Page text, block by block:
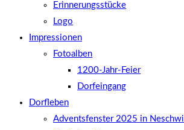
Erinnerungsstücke
Logo
Impressionen
Fotoalben
1200-Jahr-Feier
Dorfeingang
Dorfleben
Adventsfenster 2025 in Neschwil